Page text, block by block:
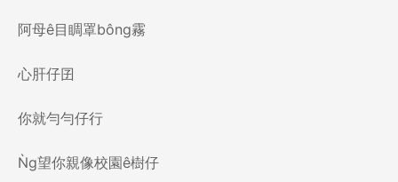
阿母ê目睭罩bông霧
心肝仔囝
你就勻勻仔行
Ǹg望你親像校園ê樹仔